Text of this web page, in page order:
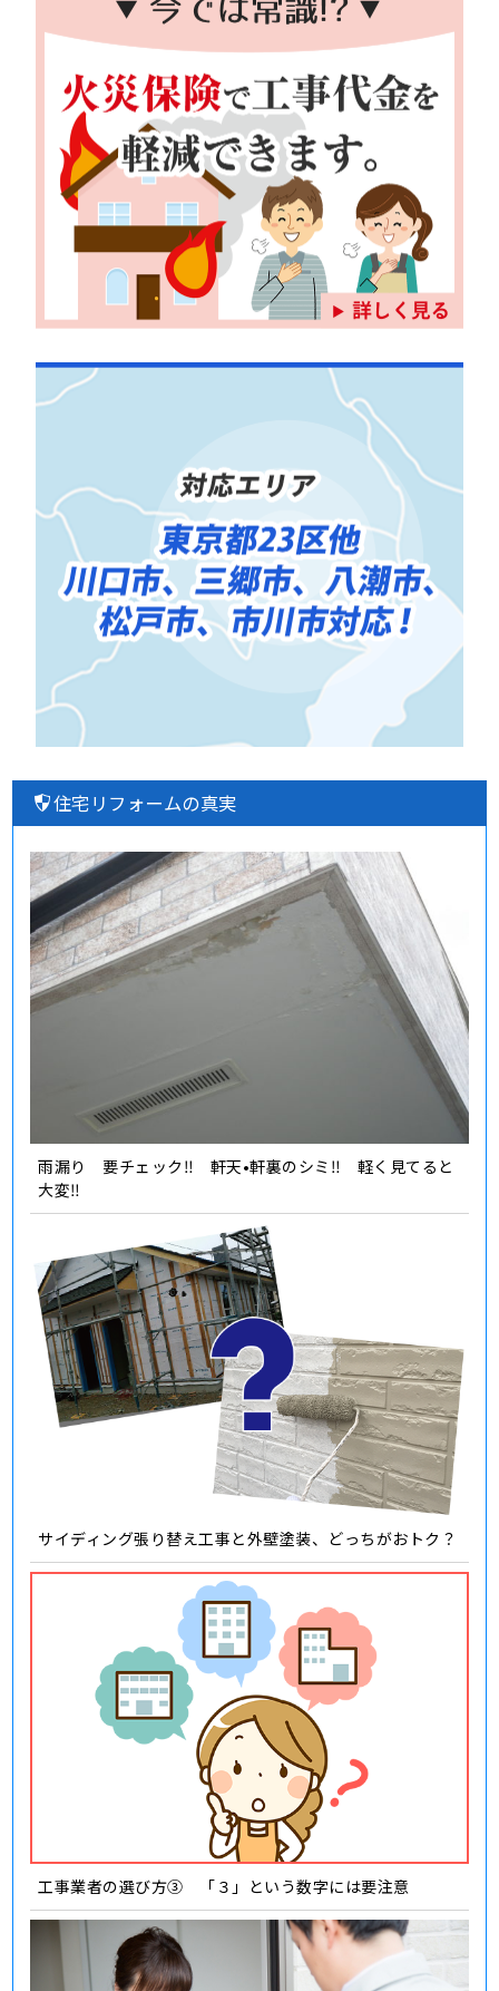
住宅リフォームの真実
雨漏り 要チェック‼️ 軒天•軒裏のシミ‼️ 軽く見てると
大変‼️
サイディング張り替え工事と外壁塗装、どっちがおトク？
工事業者の選び方③ 「３」という数字には要注意